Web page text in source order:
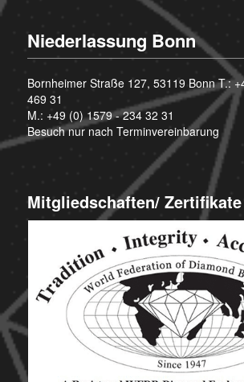
Niederlassung Bonn
Bornheimer Straße 127, 53119 Bonn T.:
469 31
M.: +49 (0) 1579 - 234 32 31
Besuch nur nach Terminvereinbarung
Mitgliedschaften/ Zertifikate